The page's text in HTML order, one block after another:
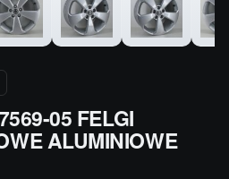
05 FELGI
ALUMINIOWE